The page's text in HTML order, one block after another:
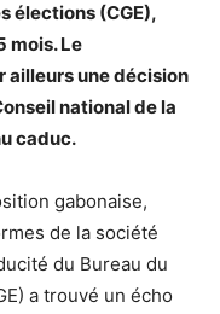
élections (CGE),
mois. Le
ailleurs une décision
national de la
caduc.
gabonaise,
de la société
du Bureau du
a trouvé un écho